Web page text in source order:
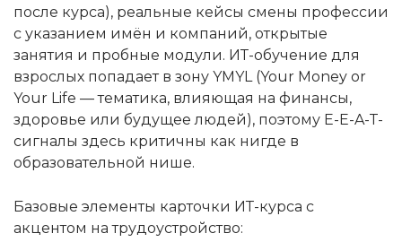
после курса), реальные кейсы смены профессии
с указанием имён и компаний, открытые
занятия и пробные модули. ИТ-обучение для
взрослых попадает в зону YMYL (Your Money or
Your Life — тематика, влияющая на финансы,
здоровье или будущее людей), поэтому E-E-A-T-
сигналы здесь критичны как нигде в
образовательной нише.
Базовые элементы карточки ИТ-курса с
акцентом на трудоустройство: